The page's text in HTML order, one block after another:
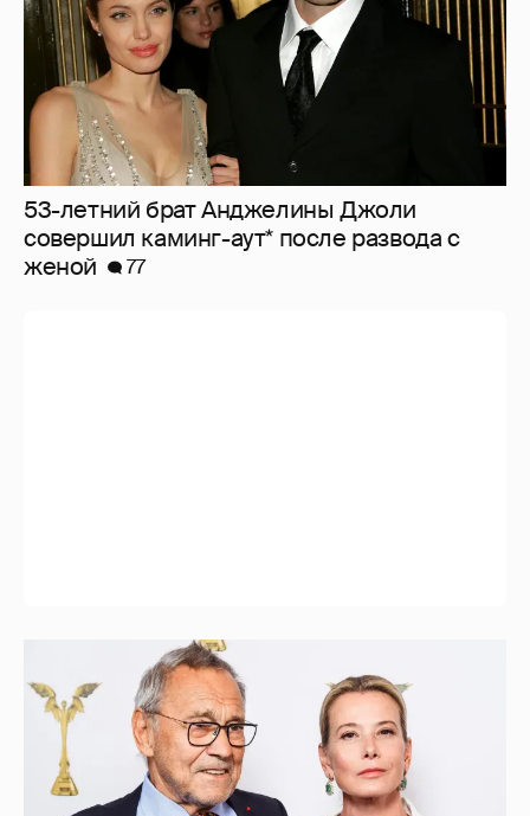
53-летний брат Анджелины Джоли
совершил каминг-аут* после развода с
женой
77
В сети появилось архивное фото Андрея
Кончаловского и Юлии Высоцкой на
отдыхе в Италии
1